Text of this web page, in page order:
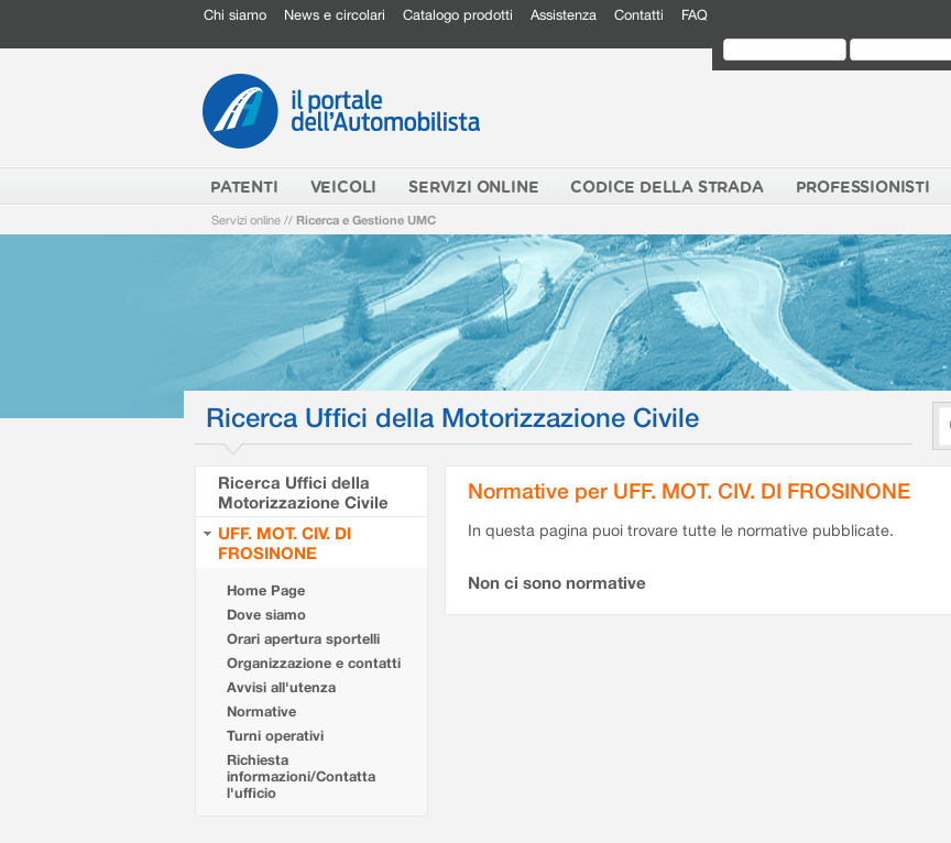
Chi siamo News e circolari Catalogo prodotti Assistenza Contatti FAQ
PATENTI VEICOLI SERVIZI ONLINE CODICE DELLA STRADA PROFESSIONISTI
Servizi online // Ricerca e Gestione UMC
Ricerca Uffici della Motorizzazione Civile
Ricerca Uffici della
Motorizzazione Civile
UFF. MOT. CIV. DI
FROSINONE
Home Page
Dove siamo
Orari apertura sportelli
Organizzazione e contatti
Avvisi all'utenza
Normative
Turni operativi
Richiesta
informazioni/Contatta
l'ufficio
Normative per UFF. MOT. CIV. DI FROSINONE
In questa pagina puoi trovare tutte le normative pubblicate.
Non ci sono normative